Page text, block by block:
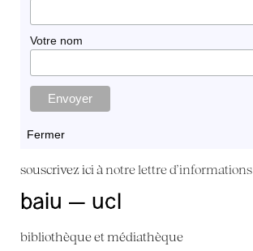
Votre nom
Fermer
souscrivez ici à notre lettre d'informations
baiu — ucl
bibliothèque et médiathèque